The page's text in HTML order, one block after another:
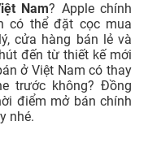
Nam? Apple chính
có thể đặt cọc mua
cửa hàng bán lẻ và
đến từ thiết kế mới
ở Việt Nam có thay
trước không? Đồng
điểm mở bán chính
nhé.